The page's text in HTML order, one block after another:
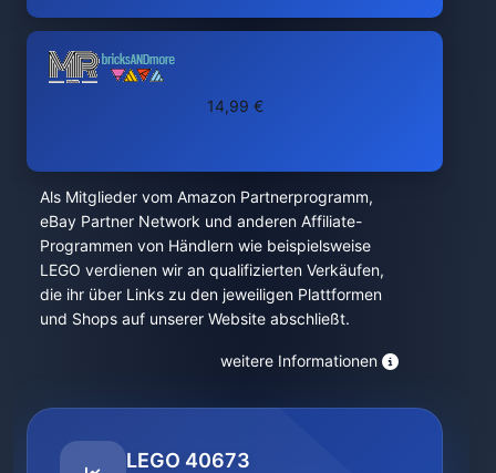
14,99 €
Als Mitglieder vom Amazon Partnerprogramm,
eBay Partner Network und anderen Affiliate-
Programmen von Händlern wie beispielsweise
LEGO verdienen wir an qualifizierten Verkäufen,
die ihr über Links zu den jeweiligen Plattformen
und Shops auf unserer Website abschließt.
weitere Informationen
LEGO 40673